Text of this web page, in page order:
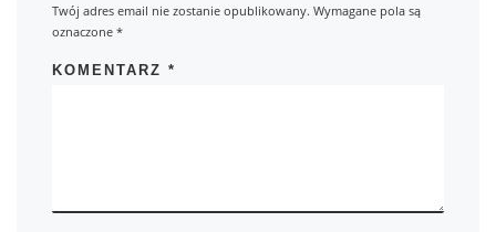
Twój adres email nie zostanie opublikowany. Wymagane pola są
oznaczone*
KOMENTARZ*